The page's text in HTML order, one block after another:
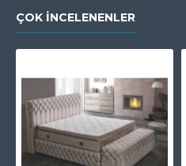
ÇOK İNCELENENLER